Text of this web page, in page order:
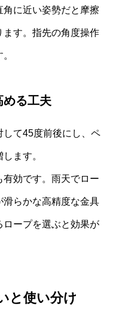
に近い姿勢だと摩擦
ます。指先の角度操作
める工夫
て45度前後にし、ペ
ます。
効です。雨天でロー
滑らかな高精度な金具
ープを選ぶと効果が
と使い分け